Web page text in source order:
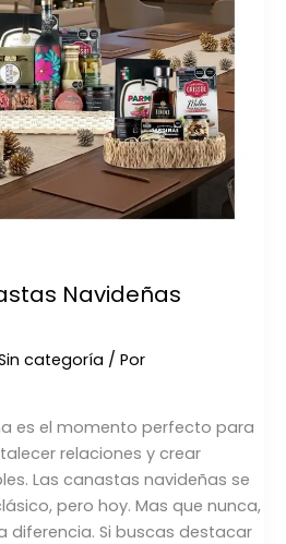
Navideñas
categoría / Por
es el momento perfecto para
relaciones y crear
Las canastas navideñas se
pero hoy. Mas que nunca,
diferencia. Si buscas destacar